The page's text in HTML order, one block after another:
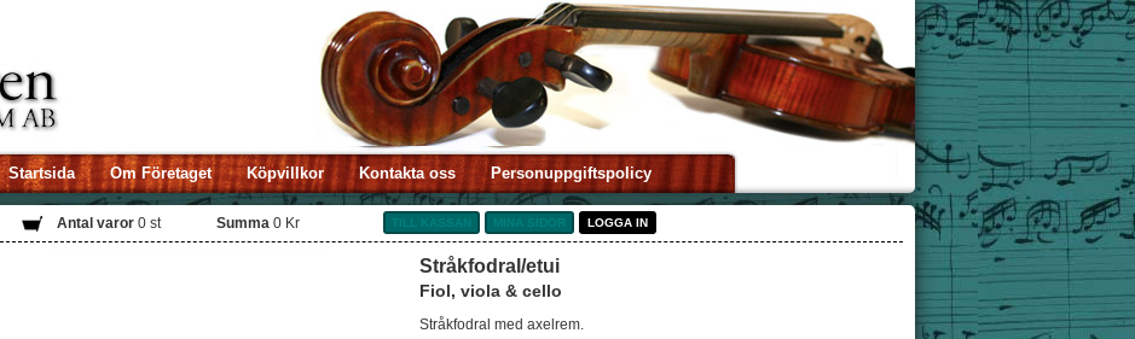
Startsida Om Företaget Köpvillkor Kontakta oss Personuppgiftspolicy
Antal varor 0 st Summa 0 Kr TILL KASSAN LOGGA IN
Stråkfodral/etui
Fiol, viola & cello
Stråkfodral med axelrem.